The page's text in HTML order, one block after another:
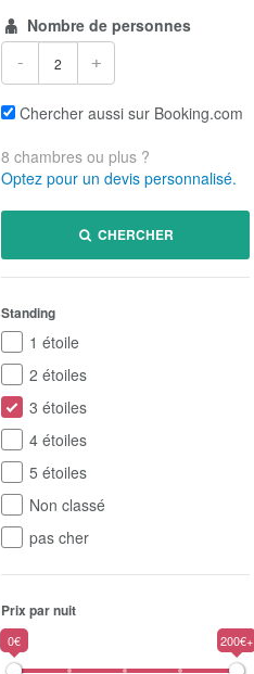
Nombre de personnes
- +
Chercher aussi sur Booking.com
8 chambres ou plus ?
Optez pour un devis personnalisé.
CHERCHER
Standing
1 étoile
2 étoiles
3 étoiles
4 étoiles
5 étoiles
Non classé
pas cher
Prix par nuit
0€ 200€+